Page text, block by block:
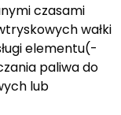
czasami
wałki
elementu(-
paliwa do
lub